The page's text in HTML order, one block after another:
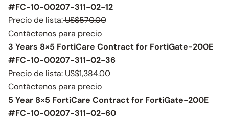
#FC-10-00207-311-02-12
Precio de lista:US$570.00
Contáctenos para precio
3 Years 8×5 FortiCare Contract for FortiGate-200E
#FC-10-00207-311-02-36
Precio de lista:US$1,384.00
Contáctenos para precio
5 Year 8×5 FortiCare Contract for FortiGate-200E
#FC-10-00207-311-02-60